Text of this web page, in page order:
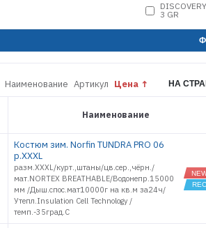
3 GR
ELEMENT +
ELEMENT 2
+
FJORD
TUNDRA
PRO
КАНАДА
МЕТЕЛЬ
Наименование Артикул Цена НА
Наименование
Костюм зим. Norfin TUNDRA PRO 06
р.XXXL
разм.XXXL/курт.,штаны/цв.сер.,чёрн./
мат.NORTEX BREATHABLE/Водонепр.15000
мм /Дыш.спос.мат10000г на кв.м за24ч/
Утепл.Insulation Cell Technology /
темп.-35град.С